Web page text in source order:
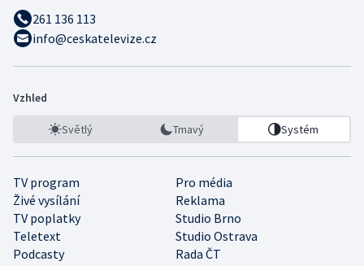
261 136 113
info@ceskatelevize.cz
Vzhled
Světlý Tmavý Systém
TV program
Pro média
Živé vysílání
Reklama
TV poplatky
Studio Brno
Teletext
Studio Ostrava
Podcasty
Rada ČT